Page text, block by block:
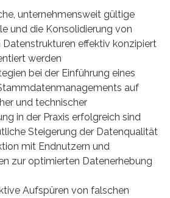
unternehmensweit gültige
und die Konsolidierung von
effektiv konzipiert
werden
bei der Einführung eines
auf
und technischer
in der Praxis erfolgreich sind
Steigerung der Datenqualität
mit Endnutzern und
zur optimierten Datenerhebung
Aufspüren von falschen